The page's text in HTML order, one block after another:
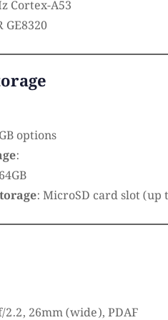
Cortex-A53
GE8320
options
:
: MicroSD card slot (up
2.2, 26mm (wide), PDAF